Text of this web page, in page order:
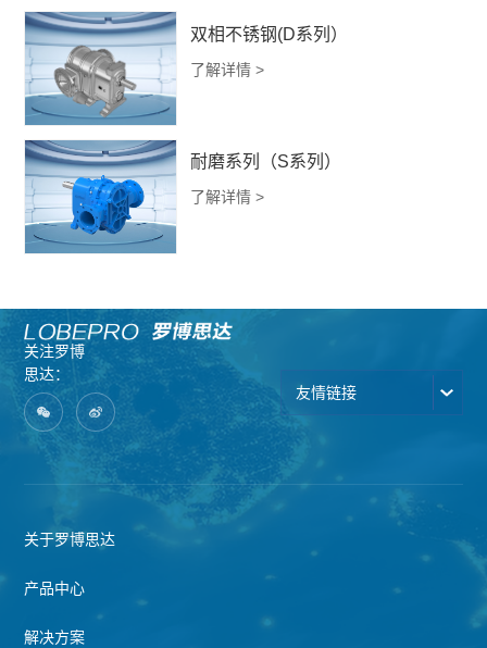
双相不锈钢(D系列）
了解详情 >
耐磨系列（S系列）
了解详情 >
关注罗博
思达：
友情链接
关于罗博思达
产品中心
解决方案